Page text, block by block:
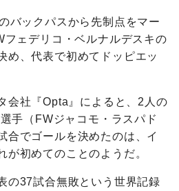
バックパスから先制点をマー
フェデリコ・ベルナルデスキの
め、代表で初めてドッピエッ
会社『Opta』によると、2人の
手（FWジャコモ・ラスパド
合でゴールを決めたのは、イ
が初めてのことのようだ。
の37試合無敗という世界記録